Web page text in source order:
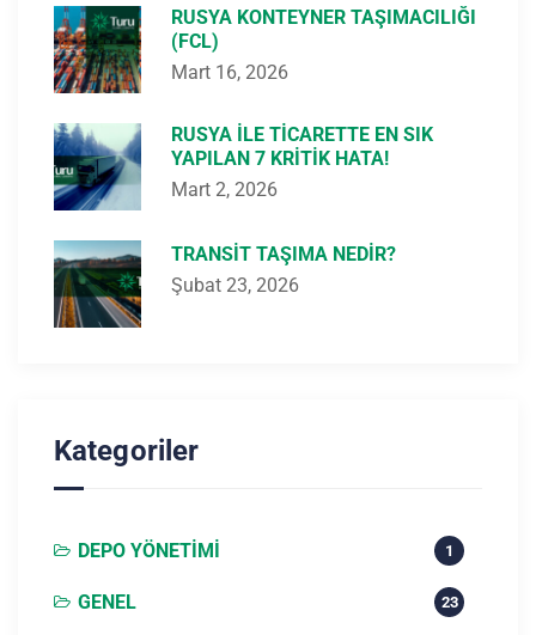
RUSYA KONTEYNER TAŞIMACILIĞI
(FCL)
Mart 16, 2026
RUSYA ILE TICARETTE EN SIK
YAPILAN 7 KRITIK HATA!
Mart 2, 2026
TRANSIT TAŞIMA NEDIR?
Şubat 23, 2026
Kategoriler
DEPO YÖNETIMI 1
GENEL 23